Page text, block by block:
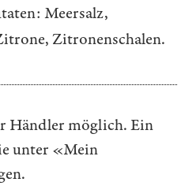
Meersalz,
Zitronenschalen.
Händler möglich. Ein
unter «Mein